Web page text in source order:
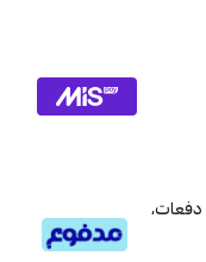
قسم دفعاتك بطريقة ميسرة إلى 4 وحتى 6 دفعات،